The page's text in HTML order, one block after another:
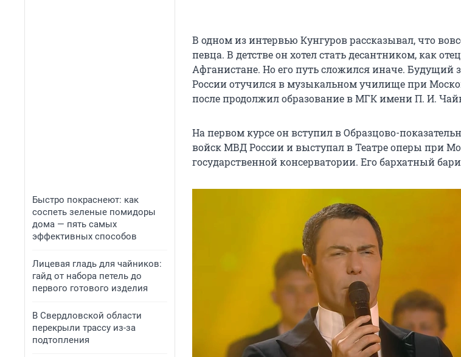
Быстро покраснеют: как
соспеть зеленые помидоры
дома — пять самых
эффективных способов
Лицевая гладь для чайников:
гайд от набора петель до
первого готового изделия
В Свердловской области
перекрыли трассу из-за
подтопления
В одном из интервью Кунгуров рассказывал, что
певца. В детстве он хотел стать десантником, как
Афганистане. Но его путь сложился иначе. Будущий
России отучился в музыкальном училище при
после продолжил образование в МГК имени П. И.
На первом курсе он вступил в Образцово-
войск МВД России и выступал в Театре оперы при
государственной консерватории. Его бархатный